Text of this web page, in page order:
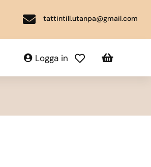
 tattintill.utanpa@gmail.com
 
Logga in